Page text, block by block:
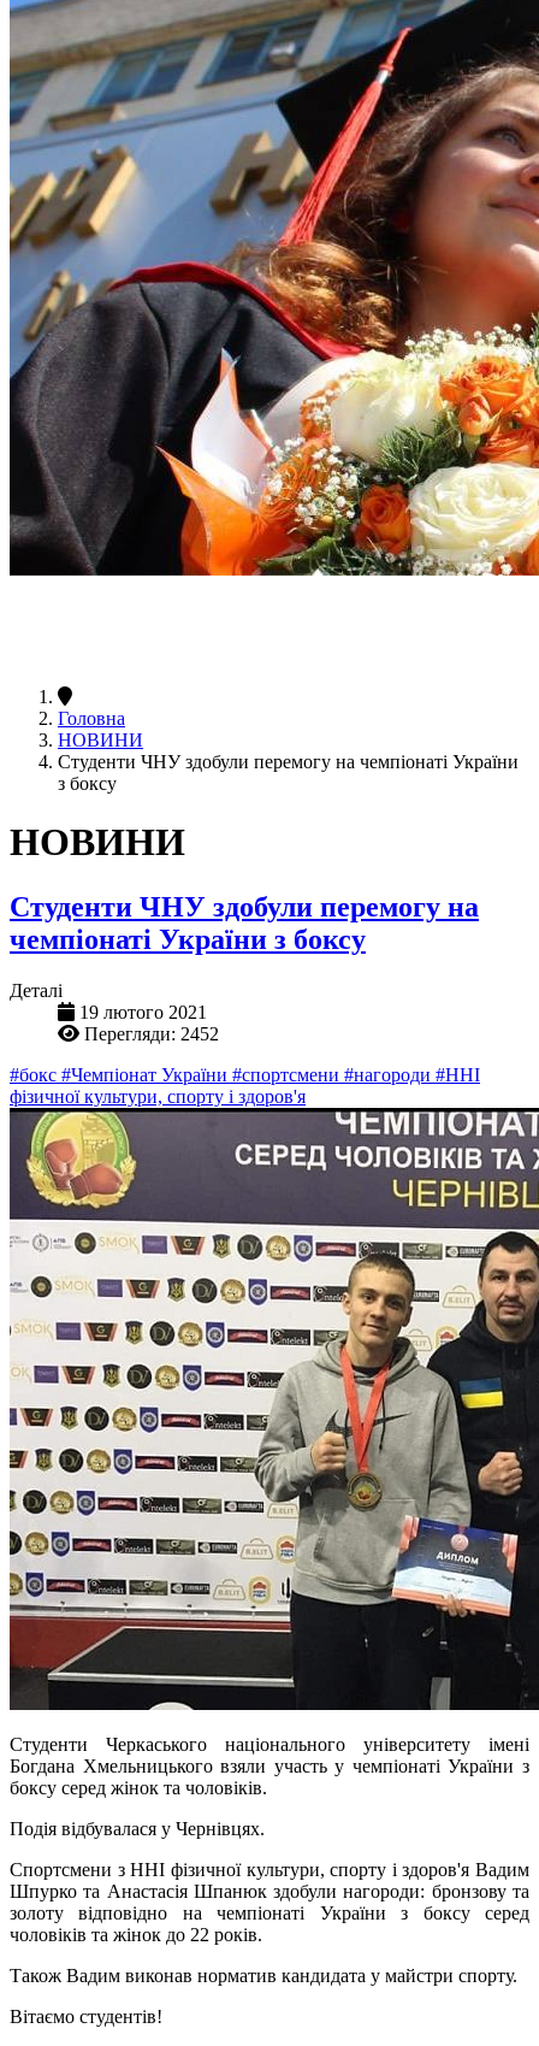
Головна
НОВИНИ
Студенти ЧНУ здобули перемогу на чемпіонаті України
з боксу
НОВИНИ
Студенти ЧНУ здобули перемогу на
чемпіонаті України з боксу
Деталі
19 лютого 2021
Перегляди: 2452
#бокс #Чемпіонат України #спортсмени #нагороди #ННІ
фізичної культури, спорту і здоров'я
Студенти Черкаського національного університету імені
Богдана Хмельницького взяли участь у чемпіонаті України з
боксу серед жінок та чоловіків.
Подія відбувалася у Чернівцях.
Спортсмени з ННІ фізичної культури, спорту і здоров'я Вадим
Шпурко та Анастасія Шпанюк здобули нагороди: бронзову та
золоту відповідно на чемпіонаті України з боксу серед
чоловіків та жінок до 22 років.
Також Вадим виконав норматив кандидата у майстри спорту.
Вітаємо студентів!